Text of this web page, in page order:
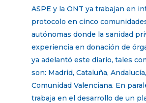
ASPE y la ONT ya trabajan en
protocolo en cinco
autónomas donde la sanidad
experiencia en donación de
ya adelantó este diario, tales
son: Madrid, Cataluña,
Comunidad Valenciana. En
trabaja en el desarrollo de un